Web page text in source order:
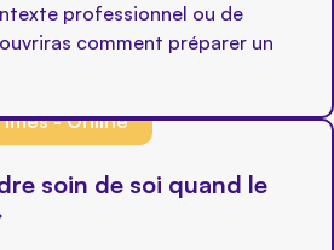
professionnel ou de
comment préparer un
- Online
soin de soi quand le